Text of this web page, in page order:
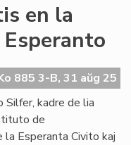
en la
885 3-B, 31 aŭg 25
Silfer, kadre de lia
de
Esperanta Civito kaj